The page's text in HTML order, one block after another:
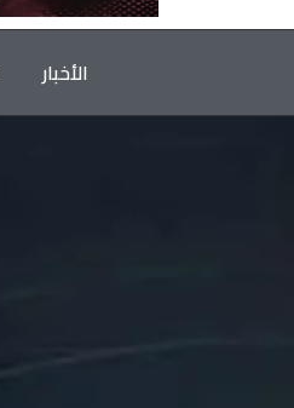
الأخبار